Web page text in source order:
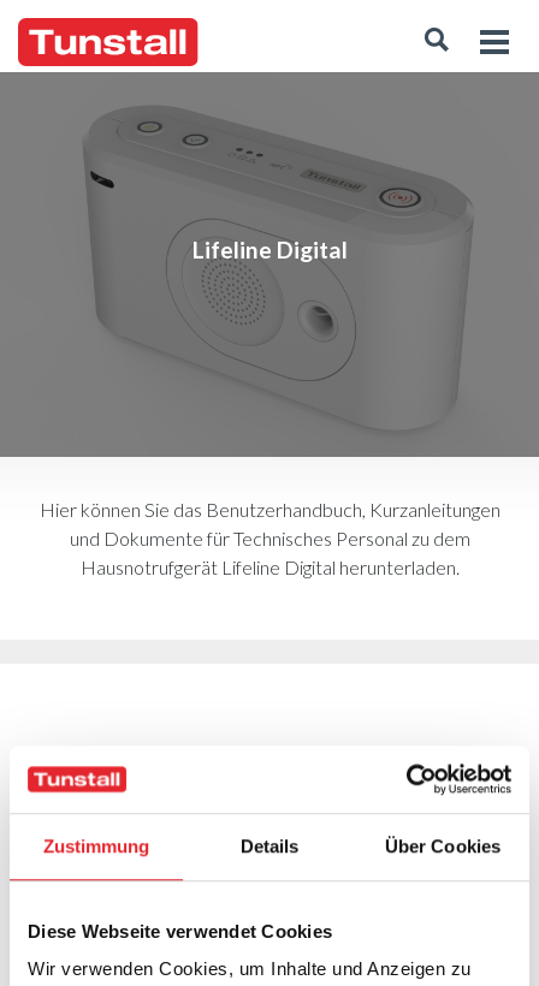
Zustimmung Details Über Cookies
Diese Webseite verwendet Cookies
Wir verwenden Cookies, um Inhalte und Anzeigen zu
Lifeline Digital
Hier können Sie das Benutzerhandbuch, Kurzanleitungen
und Dokumente für Technisches Personal zu dem
Hausnotrufgerät Lifeline Digital herunterladen.
Dokumente für Technisches Personal
Telecare Datenblattkatalog